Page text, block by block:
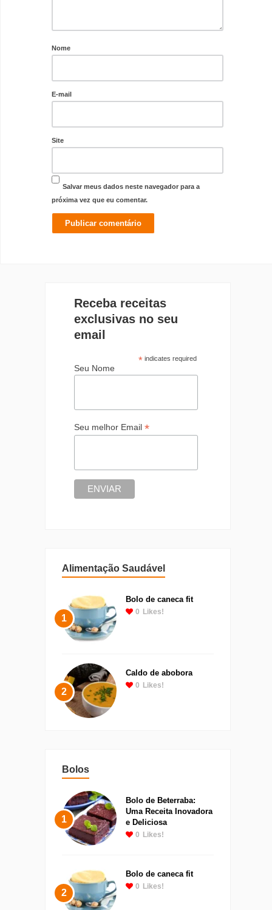
Nome
E-mail
Site
Salvar meus dados neste navegador para a
próxima vez que eu comentar.
Receba receitas
exclusivas no seu
email
*indicates required
Seu Nome
Seu melhor Email *
Alimentação Saudável
1
Bolo de caneca fit
0 Likes!
2
Caldo de abobora
0 Likes!
Bolos
1
Bolo de Beterraba:
Uma Receita Inovadora
e Deliciosa
0 Likes!
2
Bolo de caneca fit
0 Likes!